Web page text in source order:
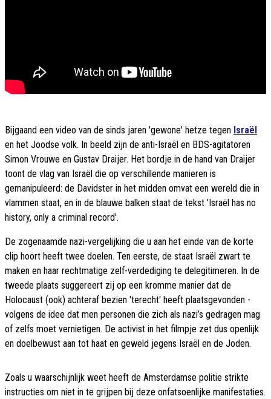
Bijgaand een video van de sinds jaren 'gewone' hetze tegen Israël
en het Joodse volk. In beeld zijn de anti-Israël en BDS-agitatoren
Simon Vrouwe en Gustav Draijer. Het bordje in de hand van Draijer
toont de vlag van Israël die op verschillende manieren is
gemanipuleerd: de Davidster in het midden omvat een wereld die in
vlammen staat, en in de blauwe balken staat de tekst 'Israël has no
history, only a criminal record'.
De zogenaamde nazi-vergelijking die u aan het einde van de korte
clip hoort heeft twee doelen. Ten eerste, de staat Israël zwart te
maken en haar rechtmatige zelf-verdediging te delegitimeren. In de
tweede plaats suggereert zij op een kromme manier dat de
Holocaust (ook) achteraf bezien 'terecht' heeft plaatsgevonden -
volgens de idee dat men personen die zich als nazi’s gedragen mag
of zelfs moet vernietigen. De activist in het filmpje zet dus openlijk
en doelbewust aan tot haat en geweld jegens Israël en de Joden.
Zoals u waarschijnlijk weet heeft de Amsterdamse politie strikte
instructies om niet in te grijpen bij deze onfatsoenlijke manifestaties.